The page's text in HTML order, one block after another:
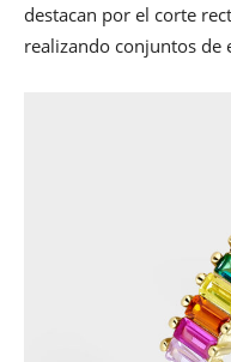
destacan por el corte
realizando conjuntos de